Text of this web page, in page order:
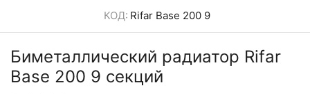
КОД: Rifar Base 200 9
Биметаллический радиатор Rifar
Base 200 9 секций